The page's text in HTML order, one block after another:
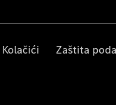
Kolačići Zaštita